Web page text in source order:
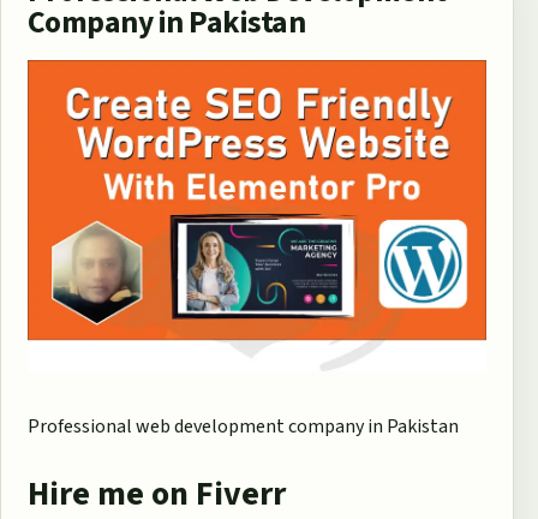
Company in Pakistan
Professional web development company in Pakistan
Hire me on Fiverr